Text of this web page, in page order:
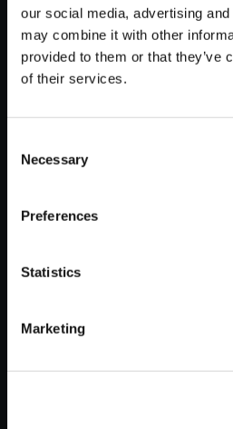
our social media, advertising
may combine it with other
provided to them or that they’ve
of their services.
Selection
Necessary
Preferences
Statistics
Marketing
【単曲】
トエスケー
ンドトラ
7ポイント付